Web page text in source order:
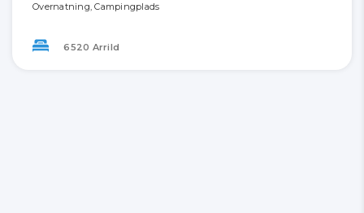
Overnatning, Campingplads
6520 Arrild